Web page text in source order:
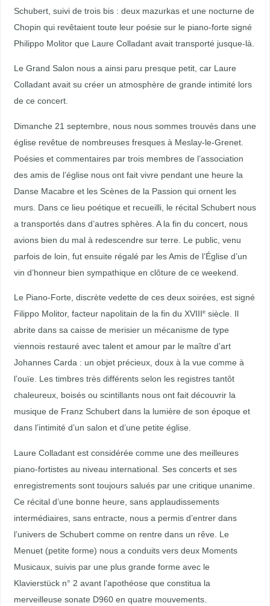
Schubert, suivi de trois bis : deux mazurkas et une nocturne de
Chopin qui revêtaient toute leur poésie sur le piano-forte signé
Philippo Molitor que Laure Colladant avait transporté jusque-là.
Le Grand Salon nous a ainsi paru presque petit, car Laure
Colladant avait su créer un atmosphère de grande intimité lors
de ce concert.
Dimanche 21 septembre, nous nous sommes trouvés dans une
église revêtue de nombreuses fresques à Meslay-le-Grenet.
Poésies et commentaires par trois membres de l’association
des amis de l’église nous ont fait vivre pendant une heure la
Danse Macabre et les Scènes de la Passion qui ornent les
murs. Dans ce lieu poétique et recueilli, le récital Schubert nous
a transportés dans d’autres sphères. A la fin du concert, nous
avions bien du mal à redescendre sur terre. Le public, venu
parfois de loin, fut ensuite régalé par les Amis de l’Église d’un
vin d’honneur bien sympathique en clôture de ce weekend.
Le Piano-Forte, discrète vedette de ces deux soirées, est signé
Filippo Molitor, facteur napolitain de la fin du XVIIIesiècle. Il
abrite dans sa caisse de merisier un mécanisme de type
viennois restauré avec talent et amour par le maître d’art
Johannes Carda : un objet précieux, doux à la vue comme à
l’ouïe. Les timbres très différents selon les registres tantôt
chaleureux, boisés ou scintillants nous ont fait découvrir la
musique de Franz Schubert dans la lumière de son époque et
dans l’intimité d’un salon et d’une petite église.
Laure Colladant est considérée comme une des meilleures
piano-fortistes au niveau international. Ses concerts et ses
enregistrements sont toujours salués par une critique unanime.
Ce récital d’une bonne heure, sans applaudissements
intermédiaires, sans entracte, nous a permis d’entrer dans
l’univers de Schubert comme on rentre dans un rêve. Le
Menuet (petite forme) nous a conduits vers deux Moments
Musicaux, suivis par une plus grande forme avec le
Klavierstück n° 2 avant l’apothéose que constitua la
merveilleuse sonate D960 en quatre mouvements.